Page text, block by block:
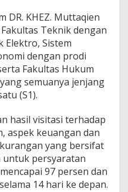
DR. KHEZ. Muttaqien
Teknik dengan
Elektro, Sistem
dengan prodi
Fakultas Hukum
semuanya jenjang
(S1).
hasil visitasi terhadap
aspek keuangan dan
yang bersifat
untuk persyaratan
97 persen dan
14 hari ke depan.